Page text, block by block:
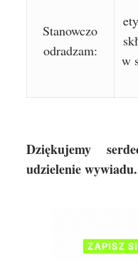
Stanowczo
odradzam:
w
Dziękujemy
udzielenie wywiadu.